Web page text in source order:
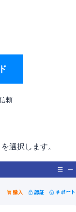
頼
を選択します。